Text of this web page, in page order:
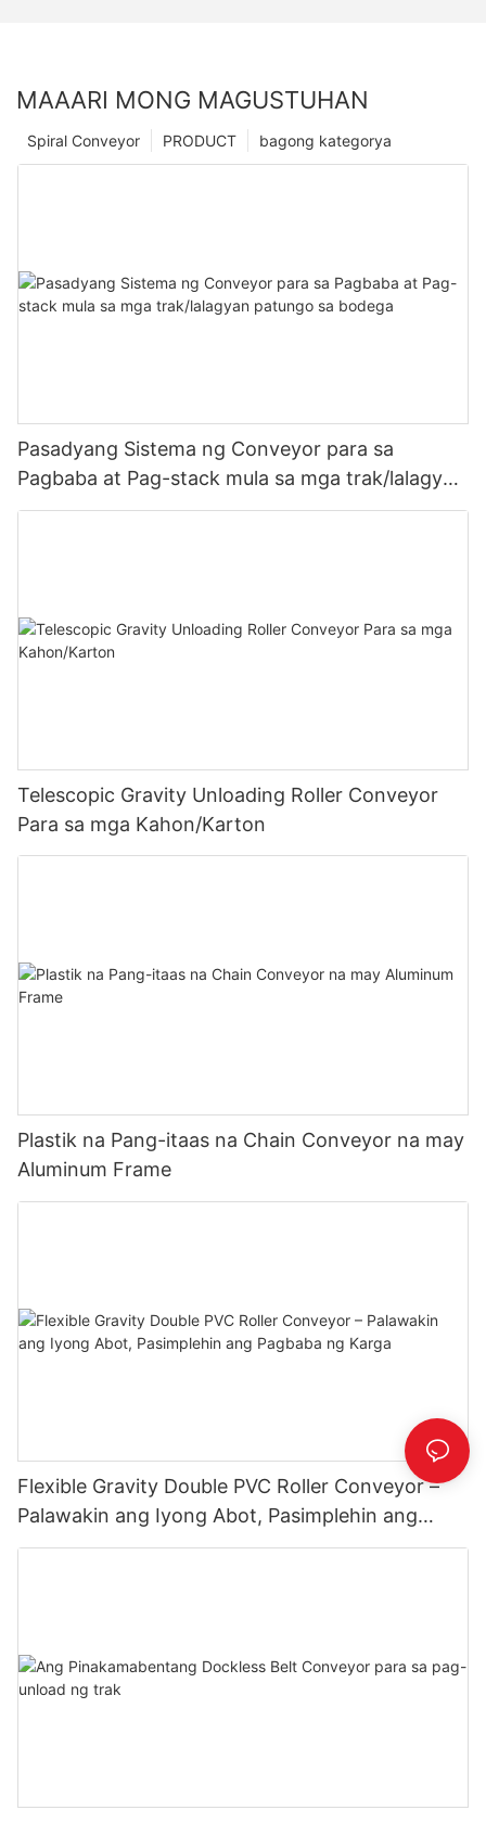
MAAARI MONG MAGUSTUHAN
bagong kategorya
PRODUCT
Spiral Conveyor
Pasadyang Sistema ng Conveyor para sa
Pagbaba at Pag-stack mula sa mga trak/lalagyan
patungo sa bodega
Telescopic Gravity Unloading Roller Conveyor
Para sa mga Kahon/Karton
Plastik na Pang-itaas na Chain Conveyor na may
Aluminum Frame
Flexible Gravity Double PVC Roller Conveyor –
Palawakin ang Iyong Abot, Pasimplehin ang
Pagbaba ng Karga